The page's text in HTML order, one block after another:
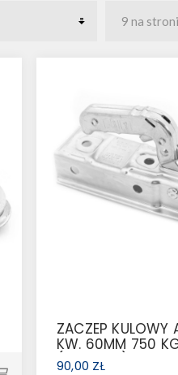
ZACZEP KULOWY
KW. 60MM 750
(1224743)
90,00 ZŁ